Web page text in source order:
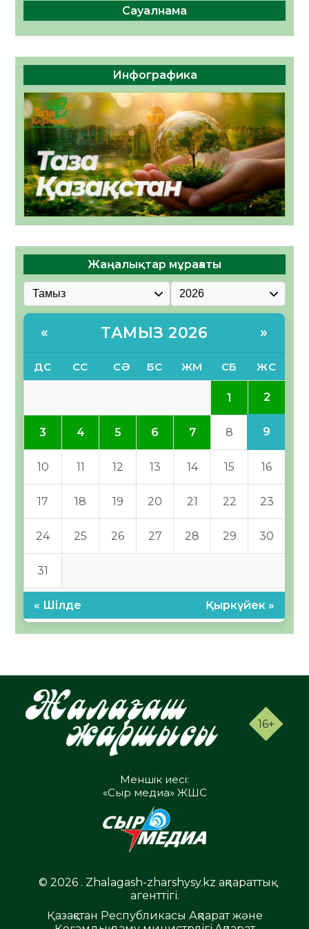
Сауалнама
Инфографика
Жаңалықтар мұрағаты
« ТАМЫЗ 2026 »
ДС СС СӘ БС ЖМ СБ ЖС
1 2
3 4 5 6 7 8 9
10 11 12 13 14 15 16
17 18 19 20 21 22 23
24 25 26 27 28 29 30
31
« Шілде Қыркүйек »
16+
Меншік иесі:
«Сыр медиа» ЖШС
© 2026 . Zhalagash-zharshysy.kz ақпараттық
агенттігі.
Қазақстан Республикасы Ақпарат және